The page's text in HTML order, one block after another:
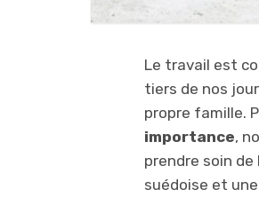
Le travail est
tiers de nos
propre famille.
importance,
prendre soin
suédoise et